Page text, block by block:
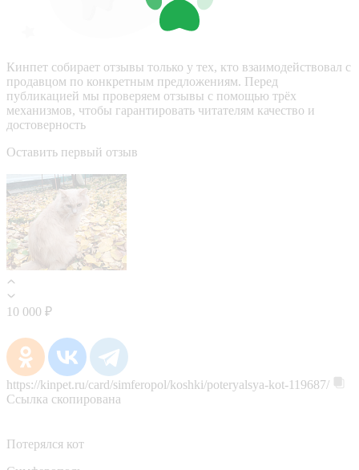
Кинпет собирает отзывы только у тех, кто взаимодействовал с
продавцом по конкретным предложениям. Перед
публикацией мы проверяем отзывы с помощью трёх
механизмов, чтобы гарантировать читателям качество и
достоверность
Оставить первый отзыв
10 000 ₽
https://kinpet.ru/card/simferopol/koshki/poteryalsya-kot-119687/
Ссылка скопирована
Потерялся кот